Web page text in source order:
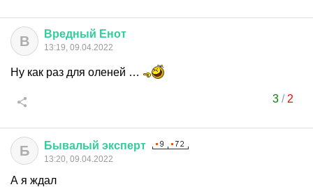
В Вредный Енот
13:19, 09.04.2022
Ну как раз для оленей …
3/ 2
Б Бывалый эксперт
13:20, 09.04.2022
А я ждал